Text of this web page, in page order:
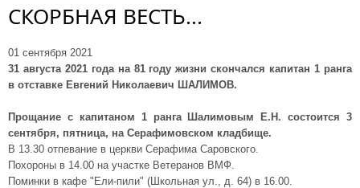
СКОРБНАЯ ВЕСТЬ...
01 сентября 2021
31 августа 2021 года на 81 году жизни скончался капитан 1 ранга
в отставке Евгений Николаевич ШАЛИМОВ.
Прощание с капитаном 1 ранга Шалимовым Е.Н. состоится 3
сентября, пятница, на Серафимовском кладбище.
В 13.30 отпевание в церкви Серафима Саровского.
Похороны в 14.00 на участке Ветеранов ВМФ.
Поминки в кафе "Ели-пили" (Школьная ул., д. 64) в 16.00.